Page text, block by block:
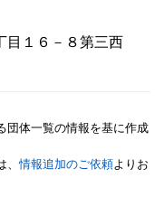
１６－８第三西
団体一覧の情報を基に作成
、情報追加のご依頼よりお